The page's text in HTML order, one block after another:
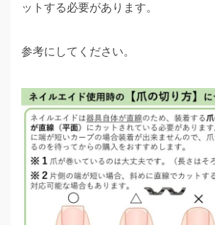
ットする必要があります。
参考にしてください。